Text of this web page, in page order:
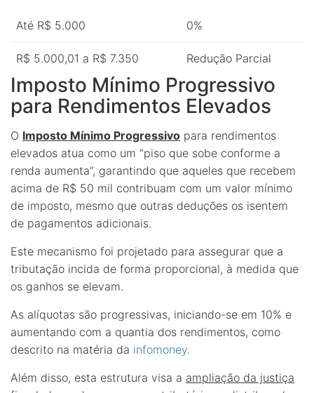
Até R$ 5.000 0%
R$ 5.000,01 a R$ 7.350 Redução Parcial
Imposto Mínimo Progressivo
para Rendimentos Elevados
O Imposto Mínimo Progressivo para rendimentos
elevados atua como um “piso que sobe conforme a
renda aumenta”, garantindo que aqueles que recebem
acima de R$ 50 mil contribuam com um valor mínimo
de imposto, mesmo que outras deduções os isentem
de pagamentos adicionais.
Este mecanismo foi projetado para assegurar que a
tributação incida de forma proporcional, à medida que
os ganhos se elevam.
As alíquotas são progressivas, iniciando-se em 10% e
aumentando com a quantia dos rendimentos, como
descrito na matéria da infomoney.
Além disso, esta estrutura visa a ampliação da justiça